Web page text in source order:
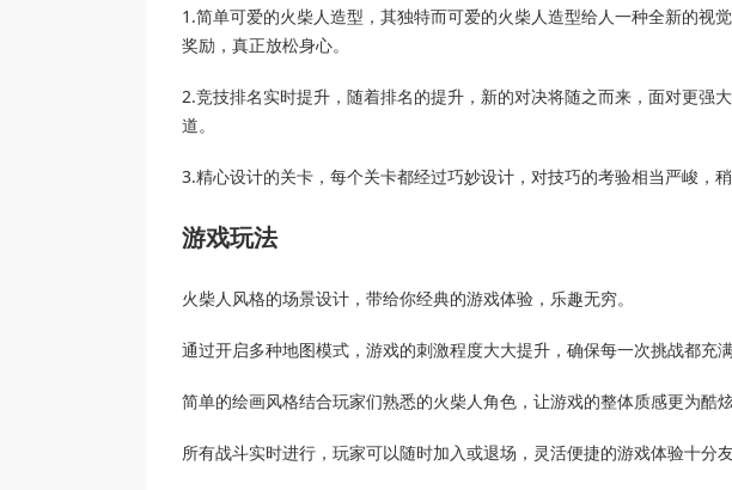
1.简单可爱的火柴人造型，其独特而可爱的火柴人造型给人一种全新的视
奖励，真正放松身心。
2.竞技排名实时提升，随着排名的提升，新的对决将随之而来，面对更强
道。
3.精心设计的关卡，每个关卡都经过巧妙设计，对技巧的考验相当严峻，
游戏玩法
火柴人风格的场景设计，带给你经典的游戏体验，乐趣无穷。
通过开启多种地图模式，游戏的刺激程度大大提升，确保每一次挑战都充满
简单的绘画风格结合玩家们熟悉的火柴人角色，让游戏的整体质感更为酷炫
所有战斗实时进行，玩家可以随时加入或退场，灵活便捷的游戏体验十分友